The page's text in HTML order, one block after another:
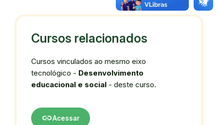
Cursos relacionados
Cursos vinculados ao mesmo eixo
tecnológico - Desenvolvimento
educacional e social - deste curso.
linkAcessar